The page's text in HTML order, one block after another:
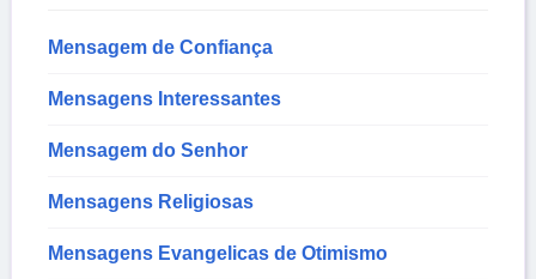
Mensagem de Confiança
Mensagens Interessantes
Mensagem do Senhor
Mensagens Religiosas
Mensagens Evangelicas de Otimismo